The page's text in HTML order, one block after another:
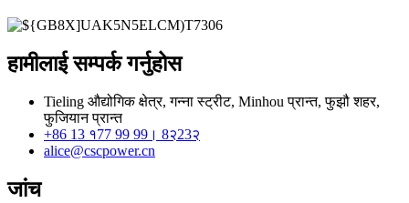
हामीलाई सम्पर्क गर्नुहोस
Tieling औद्योगिक क्षेत्र, गन्ना स्ट्रीट, Minhou प्रान्त, फुझौ शहर,
फुजियान प्रान्त
+86 13 १77 99 99। 8२23२
alice@cscpower.cn
जांच